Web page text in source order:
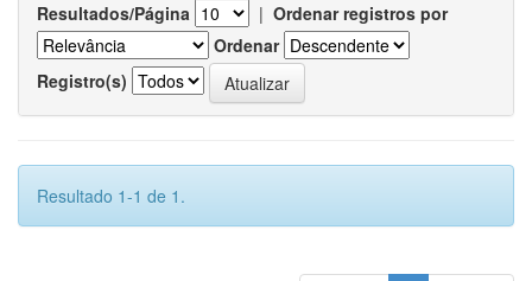
Resultados/Página | Ordenar registros por
Ordenar
Registro(s)
Resultado 1-1 de 1.